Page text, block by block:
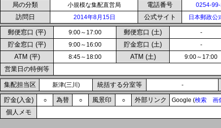
局の分類
小規模な集配直営局 電話番号 0254-
訪問日 2014年8月15日 公式サイト 日本郵政公
郵便窓口 (平) 9:00～17:00 郵便窓口 (土) -
貯金窓口 (平) 9:00～16:00 貯金窓口 (土) -
ATM (平) 8:45～18:00 ATM (土) 9:00～17:00
営業日の特例等
集配担当区 新津(三川) 統括する分室等 -
貯金(入金) ○ 為替 ○ 風景印 ○ 外部リンク Google (検索 画
個人メモ